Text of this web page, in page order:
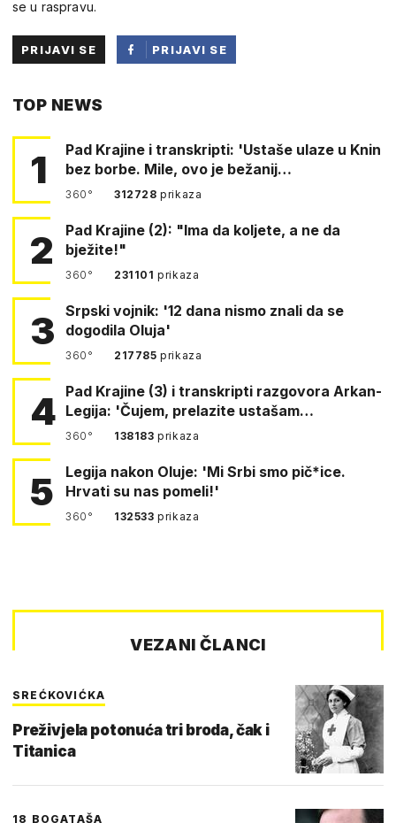
se u raspravu.
PRIJAVI SE
PRIJAVI SE
TOP NEWS
1
Pad Krajine i transkripti: 'Ustaše ulaze u Knin
bez borbe. Mile, ovo je bežanij…
360° 312728prikaza
2
Pad Krajine (2): "Ima da koljete, a ne da
bježite!"
360° 231101prikaza
3
Srpski vojnik: '12 dana nismo znali da se
dogodila Oluja'
360° 217785prikaza
4 Pad Krajine (3) i transkripti razgovora Arkan-
Legija: 'Čujem, prelazite ustašam…
360° 138183prikaza
5
Legija nakon Oluje: 'Mi Srbi smo pič*ice.
Hrvati su nas pomeli!'
360° 132533prikaza
VEZANI ČLANCI
SREĆKOVIĆKA
Preživjela potonuća tri broda, čak i
Titanica
18 BOGATAŠA